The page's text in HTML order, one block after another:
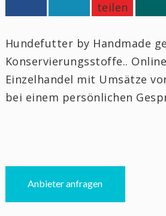
Hundefutter by Handmade
Konservierungsstoffe..
Einzelhandel mit Umsätze
bei einem persönlichen
Anbieter anfragen